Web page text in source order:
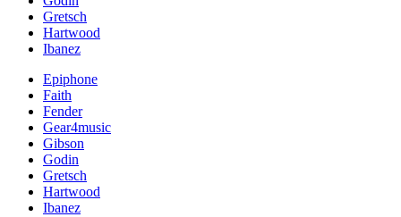
Gretsch
Hartwood
Ibanez
Epiphone
Faith
Fender
Gear4music
Gibson
Godin
Gretsch
Hartwood
Ibanez